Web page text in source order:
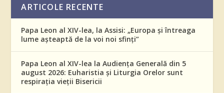
ARTICOLE RECENTE
Papa Leon al XIV-lea, la Assisi: „Europa și întreaga
lume așteaptă de la voi noi sfinți”
Papa Leon al XIV-lea la Audiența Generală din 5
august 2026: Euharistia și Liturgia Orelor sunt
respirația vieții Bisericii